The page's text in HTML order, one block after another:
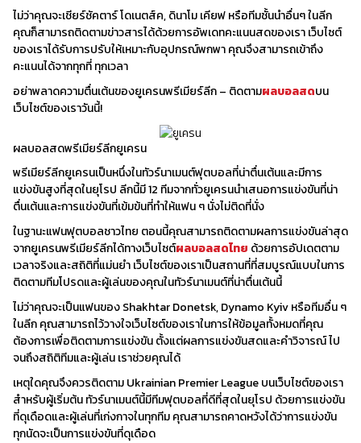
ไม่ว่าคุณจะเชียร์ชัคตาร์ โดเนตส์ค, ดินาโม เคียฟ หรือทีมชั้นนำอื่นๆ ในลีก
คุณก็สามารถติดตามข่าวสารได้ด้วยการอัพเดทคะแนนสดของเรา เว็บไซต์
ของเราได้รับการปรับให้เหมาะกับอุปกรณ์พกพา คุณจึงสามารถเข้าถึง
คะแนนได้จากทุกที่ ทุกเวลา
อย่าพลาดความตื่นเต้นของยูเครนพรีเมียร์ลีก – ติดตามผลบอลสดบน
เว็บไซต์ของเราวันนี้!
ผลบอลสดพรีเมียร์ลีกยูเครน
พรีเมียร์ลีกยูเครนเป็นหนึ่งในทัวร์นาเมนต์ฟุตบอลที่น่าตื่นเต้นและมีการ
แข่งขันสูงที่สุดในยุโรป ลีกนี้มี 12 ทีมจากทั่วยูเครนนำเสนอการแข่งขันที่น่า
ตื่นเต้นและการแข่งขันที่เข้มข้นที่ทำให้แฟน ๆ นั่งไม่ติดที่นั่ง
ในฐานะแฟนฟุตบอลชาวไทย ตอนนี้คุณสามารถติดตามผลการแข่งขันล่าสุด
จากยูเครนพรีเมียร์ลีกได้ทางเว็บไซต์ผลบอลสดไทย ด้วยการอัปเดตตาม
เวลาจริงและสถิติที่แม่นยำ เว็บไซต์ของเราเป็นสถานที่ที่สมบูรณ์แบบในการ
ติดตามทีมโปรดและผู้เล่นของคุณในทัวร์นาเมนต์ที่น่าตื่นเต้นนี้
ไม่ว่าคุณจะเป็นแฟนของ Shakhtar Donetsk, Dynamo Kyiv หรือทีมอื่น ๆ
ในลีก คุณสามารถไว้วางใจเว็บไซต์ของเราในการให้ข้อมูลทั้งหมดที่คุณ
ต้องการเพื่อติดตามการแข่งขัน ตั้งแต่ผลการแข่งขันสดและคำวิจารณ์ ไป
จนถึงสถิติทีมและผู้เล่น เราช่วยคุณได้
เหตุใดคุณจึงควรติดตาม Ukrainian Premier League บนเว็บไซต์ของเรา
สำหรับผู้เริ่มต้น ทัวร์นาเมนต์นี้มีทีมฟุตบอลที่ดีที่สุดในยุโรป ด้วยการแข่งขัน
ที่ดุเดือดและผู้เล่นที่เก่งกาจในทุกทีม คุณสามารถคาดหวังได้ว่าการแข่งขัน
ทุกนัดจะเป็นการแข่งขันที่ดุเดือด